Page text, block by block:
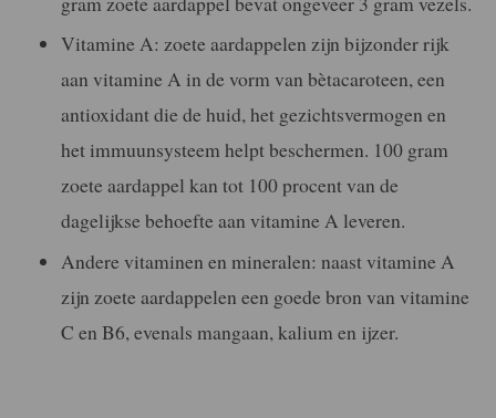
Vitamine A: zoete aardappelen zijn bijzonder rijk
aan vitamine A in de vorm van bètacaroteen, een
antioxidant die de huid, het gezichtsvermogen en
het immuunsysteem helpt beschermen. 100 gram
zoete aardappel kan tot 100 procent van de
dagelijkse behoefte aan vitamine A leveren.
Andere vitaminen en mineralen: naast vitamine A
zijn zoete aardappelen een goede bron van vitamine
C en B6, evenals mangaan, kalium en ijzer.